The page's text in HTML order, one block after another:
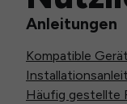
Anleitungen
Kompatible
Häufig gestellte